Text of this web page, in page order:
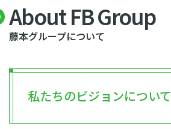
About FB Group
藤本グループについて
私たちのビジョンについて